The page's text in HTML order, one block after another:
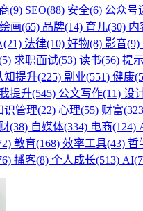
(9) SEO(88) 安全(6) 公众号
画(65) 品牌(14) 育儿(30) 内
法律(10) 好物(8) 影音(9)
求职面试(53) 读书(56) 提
知提升(225) 副业(551) 健康
提升(545) 公文写作(11) 设
识管理(22) 心理(55) 财富
(38) 自媒体(334) 电商(124)
教育(168) 效率工具(43) 哲
播客(8) 个人成长(513)